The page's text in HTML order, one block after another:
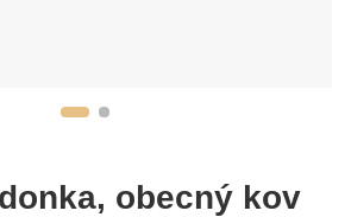
obecný kov